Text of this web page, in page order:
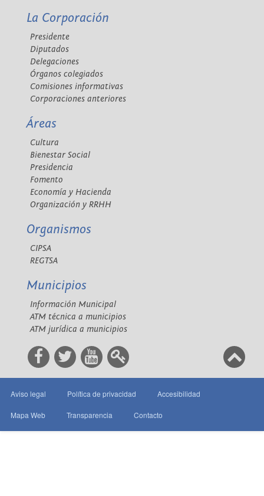
La Corporación
Presidente
Diputados
Delegaciones
Órganos colegiados
Comisiones informativas
Corporaciones anteriores
Áreas
Cultura
Bienestar Social
Presidencia
Fomento
Economía y Hacienda
Organización y RRHH
Organismos
CIPSA
REGTSA
Municipios
Información Municipal
ATM técnica a municipios
ATM jurídica a municipios
Aviso legal Política de privacidad Accesibilidad
Mapa Web Transparencia Contacto